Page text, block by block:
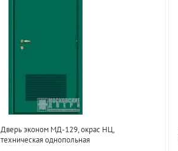
Дверь эконом МД-129, окрас НЦ,
техническая однопольная